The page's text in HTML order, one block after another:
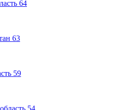
64
63
59
54